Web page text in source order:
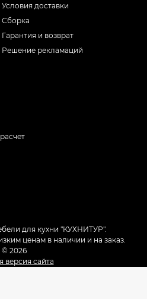
Условия доставки
Сборка
Гарантия и возврат
Решение рекламаций
для кухни "КУХНИТУР".
ценам в наличии и на заказ.
© 2026
версия сайта